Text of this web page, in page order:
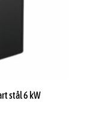
stål 6 kW